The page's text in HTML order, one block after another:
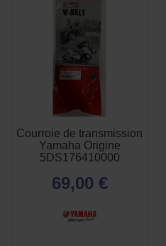
Courroie de transmission
Yamaha Origine
5DS176410000
69,00 €
 APERÇU
RAPIDE